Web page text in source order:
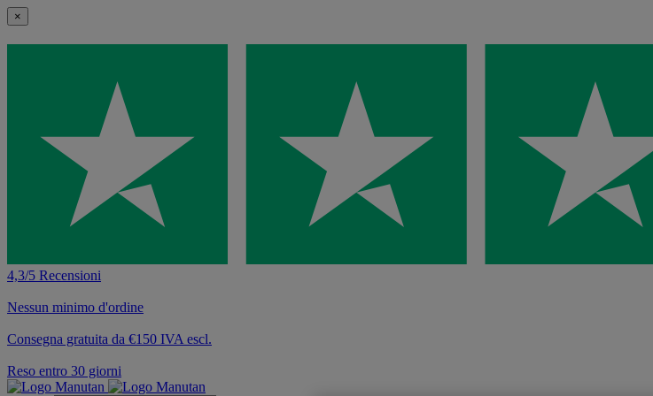
×
4,3/5 Recensioni
Nessun minimo d'ordine
Consegna gratuita da €150 IVA escl.
Reso entro 30 giorni